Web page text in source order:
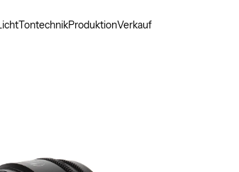
TontechnikProduktionVerkauf